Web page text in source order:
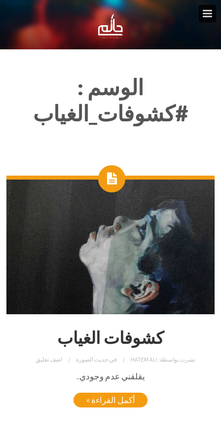
الوسم :
#كشوفات_الغياب
كشوفات الغياب
نشرت بواسطة: HATEM ALI في حديث الصورة اضف تعليق
يقلقني عدم وجودي..
أكمل القراءة »